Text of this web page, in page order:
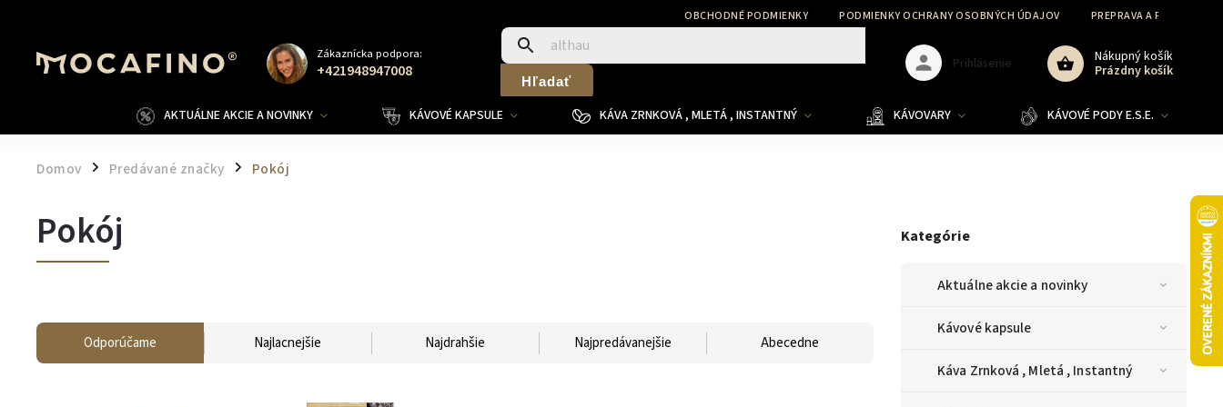
OBCHODNÉ PODMIENKY PODMIENKY OCHRANY OSOBNÝCH ÚDAJOV PREPRAVA A PLATBA
Zákaznícka podpora:
+421948947008 Hľadať
Nákupný košík
Prázdny košík
Prihlásenie
AKTUÁLNE AKCIE A NOVINKY KÁVOVÉ KAPSULE KÁVA ZRNKOVÁ , MLETÁ , INSTANTNÝ KÁVOVARY KÁVOVÉ PODY E.S.E.
Domov / Predávané značky / Pokój
Kategórie
Aktuálne akcie a novinky
Kávové kapsule
Káva Zrnková , Mletá , Instantný
Pokój
Odporúčame Najlacnejšie Najdrahšie Najpredávanejšie Abecedne